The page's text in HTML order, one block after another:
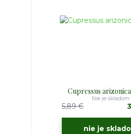
Cupressus
5,89 €
Nie je skladom
nie je